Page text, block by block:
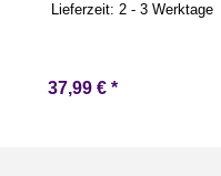
Lieferzeit:2 - 3 Werktage
37,99 € *